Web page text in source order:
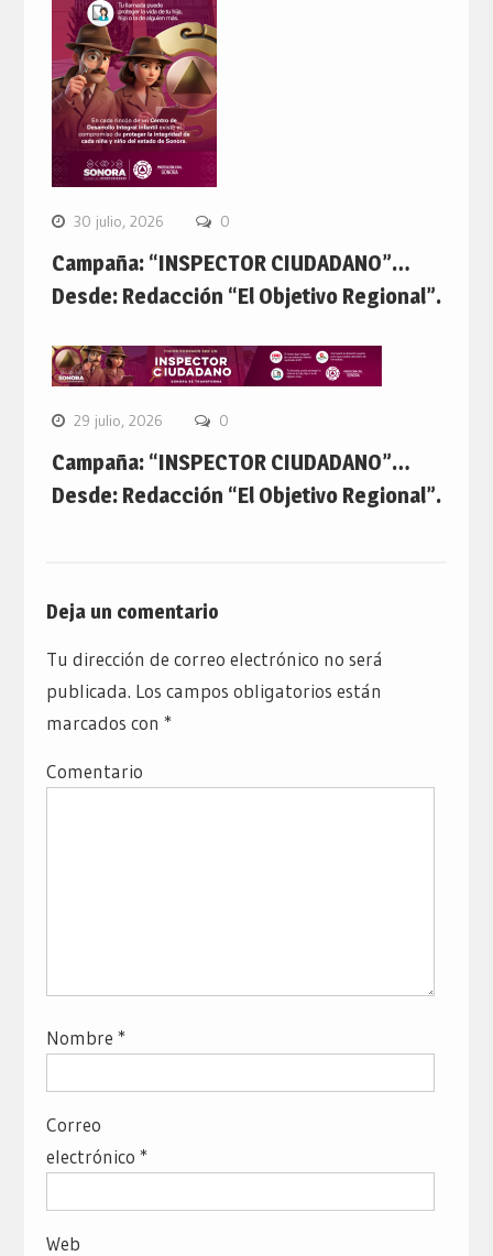
30 julio, 2026 0
Campaña: “INSPECTOR CIUDADANO”…
Desde: Redacción “El Objetivo Regional”.
29 julio, 2026 0
Campaña: “INSPECTOR CIUDADANO”…
Desde: Redacción “El Objetivo Regional”.
Deja un comentario
Tu dirección de correo electrónico no será
publicada. Los campos obligatorios están
marcados con *
Comentario
Nombre *
Correo
electrónico *
Web